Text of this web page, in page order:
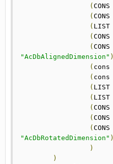
( CONS
( CONS
( LIST
( CONS
( CONS
"AcDbAlignedDimension" )
( cons
( cons
( LIST
( LIST
( CONS
( CONS
( CONS
"AcDbRotatedDimension" )
)
)